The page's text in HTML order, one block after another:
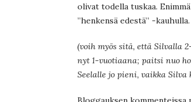
olivat todella tuskaa.
”henkensä edestä” -
(voih myös sitä, että Silvalla
nyt 1-vuotiaana; paitsi nuo
Seelalle jo pieni, vaikka